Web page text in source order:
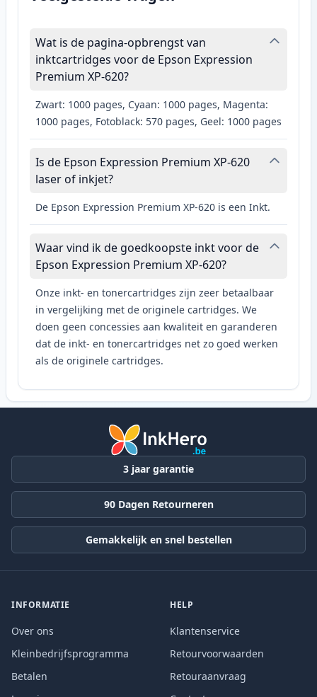
Wat is de pagina-opbrengst van
inktcartridges voor de Epson Expression
Premium XP-620?
Zwart: 1000 pages, Cyaan: 1000 pages, Magenta:
1000 pages, Fotoblack: 570 pages, Geel: 1000 pages
Is de Epson Expression Premium XP-620
laser of inkjet?
De Epson Expression Premium XP-620 is een Inkt.
Waar vind ik de goedkoopste inkt voor de
Epson Expression Premium XP-620?
Onze inkt- en tonercartridges zijn zeer betaalbaar
in vergelijking met de originele cartridges. We
doen geen concessies aan kwaliteit en garanderen
dat de inkt- en tonercartridges net zo goed werken
als de originele cartridges.
3 jaar garantie
90 Dagen Retourneren
Gemakkelijk en snel bestellen
INFORMATIE
Over ons
Kleinbedrijfsprogramma
Betalen
HELP
Klantenservice
Retourvoorwaarden
Retouraanvraag